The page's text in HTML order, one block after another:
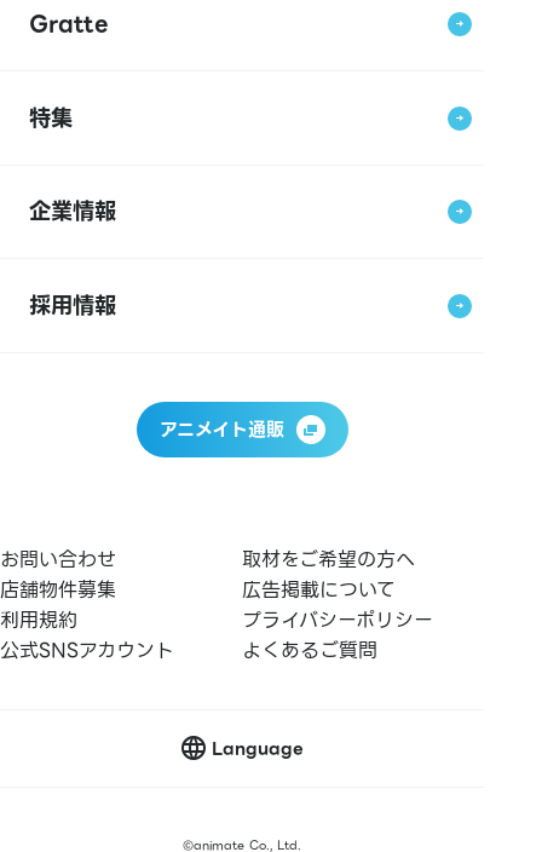
Gratte
特集
企業情報
採用情報
アニメイト通販
お問い合わせ
取材をご希望の方へ
店舗物件募集
広告掲載について
利用規約
プライバシーポリシー
公式SNSアカウント
よくあるご質問
Language
©animate Co., Ltd.